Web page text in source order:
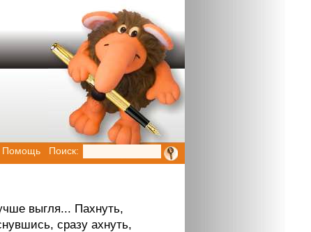
Помощь Поиск:
выгля... Пахнуть,
сразу ахнуть,